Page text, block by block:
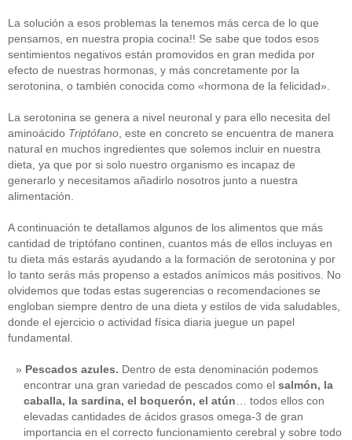
La solución a esos problemas la tenemos más cerca de lo que
pensamos, en nuestra propia cocina!! Se sabe que todos esos
sentimientos negativos están promovidos en gran medida por
efecto de nuestras hormonas, y más concretamente por la
serotonina, o también conocida como «hormona de la felicidad».
La serotonina se genera a nivel neuronal y para ello necesita del
aminoácido Triptófano, este en concreto se encuentra de manera
natural en muchos ingredientes que solemos incluir en nuestra
dieta, ya que por si solo nuestro organismo es incapaz de
generarlo y necesitamos añadirlo nosotros junto a nuestra
alimentación.
A continuación te detallamos algunos de los alimentos que más
cantidad de triptófano continen, cuantos más de ellos incluyas en
tu dieta más estarás ayudando a la formación de serotonina y por
lo tanto serás más propenso a estados anímicos más positivos. No
olvidemos que todas estas sugerencias o recomendaciones se
engloban siempre dentro de una dieta y estilos de vida saludables,
donde el ejercicio o actividad física diaria juegue un papel
fundamental.
Pescados azules. Dentro de esta denominación podemos
encontrar una gran variedad de pescados como el salmón, la
caballa, la sardina, el boquerón, el atún… todos ellos con
elevadas cantidades de ácidos grasos omega-3 de gran
importancia en el correcto funcionamiento cerebral y sobre todo